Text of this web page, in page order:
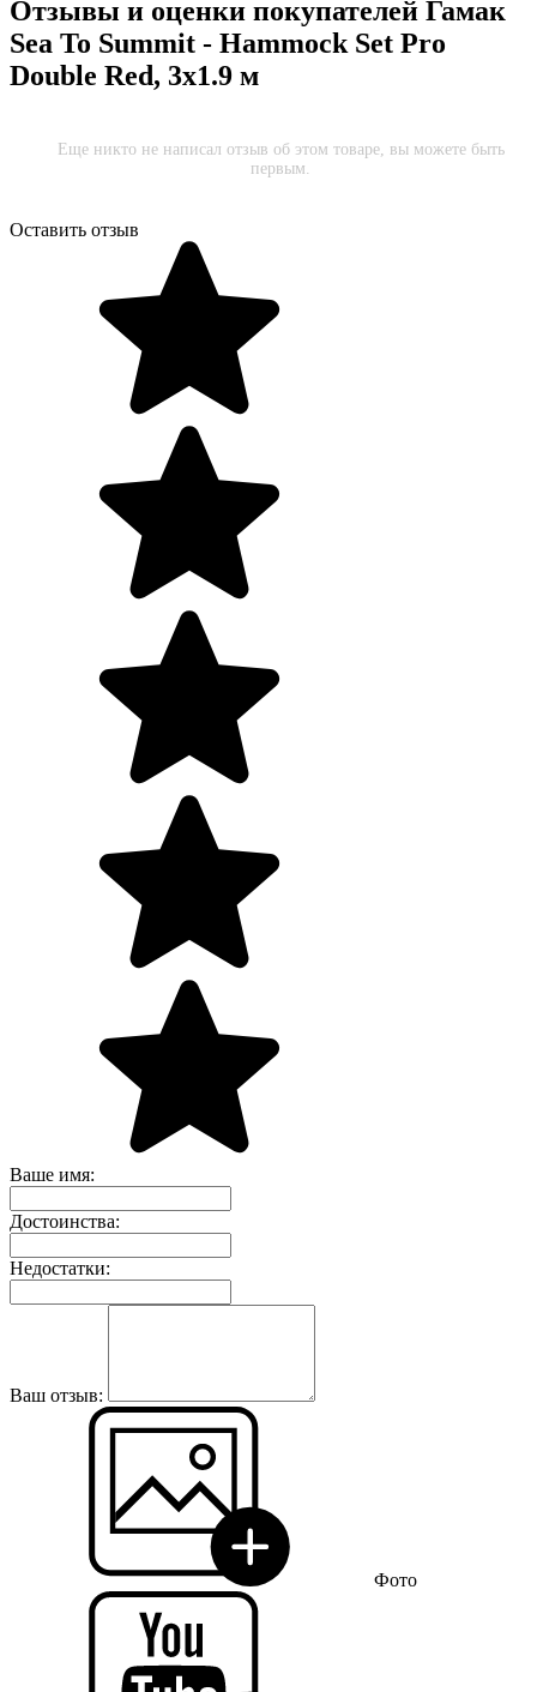
Отзывы и оценки покупателей Гамак
Sea To Summit - Hammock Set Pro
Double Red, 3х1.9 м
Еще никто не написал отзыв об этом товаре, вы можете быть
первым.
Оставить отзыв
Ваше имя:
Достоинства:
Недостатки:
Ваш отзыв:
Фото